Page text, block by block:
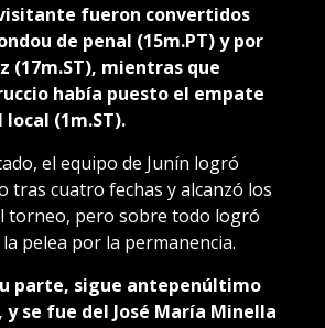
fueron convertidos
de penal (15m.PT) y por
(17m.ST), mientras que
había puesto el empate
(1m.ST).
el equipo de Junín logró
tras cuatro fechas y alcanzó los
torneo, pero sobre todo logró
pelea por la permanencia.
parte, sigue antepenúltimo
y se fue del José María Minella